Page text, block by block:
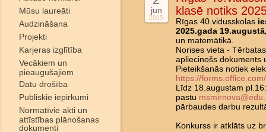
Mūsu laureāti
Audzināšana
Projekti
Karjeras izglītība
Vecākiem un
pieaugušajiem
Datu drošība
Publiskie iepirkumi
Normatīvie akti un
attīstības plānošanas
dokumenti
jun
2025
klasē notiks
Rīgas 40.vidusskolas
2025.gada
un matemātikā.
Norises vieta -
apliecinošs dokuments
Pieteikšanās notiek
https://
Līdz 18.augustam
pastu
pārbaudes darbu
Konkurss ir atklāts uz